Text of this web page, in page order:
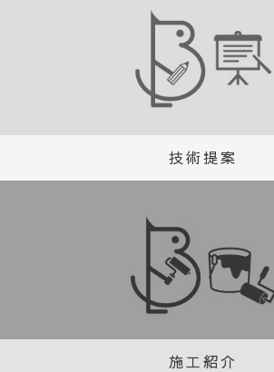
技術提案
施工紹介